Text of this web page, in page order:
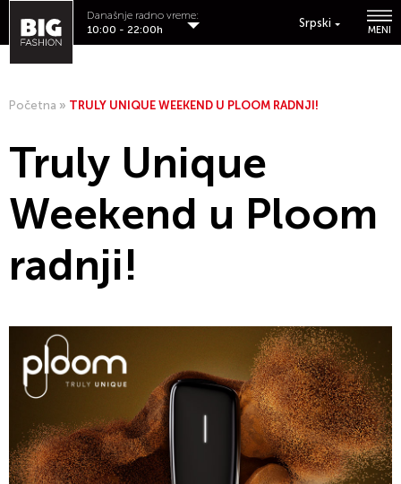
Srpski
MENI
Današnje radno vreme:
10:00 - 22:00h
Početna » TRULY UNIQUE WEEKEND U PLOOM RADNJI!
Truly Unique
Weekend u Ploom
radnji!